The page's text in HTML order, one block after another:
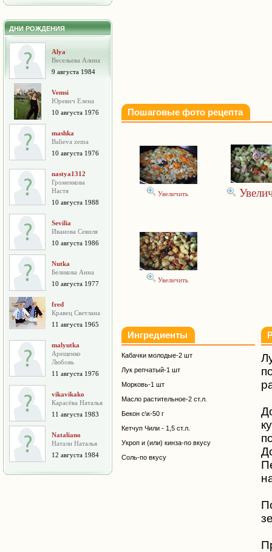
ДНИ РОЖДЕНИЯ
Alya
Весельева Алина
9 августа 1984
Vemsi
Юревич Елена
10 августа 1976
mashka
Balieva zema
10 августа 1976
nastya1312
Громенкова
Настя
10 августа 1988
Sevilia
Иванова Севиля
10 августа 1986
Nutka
Беликова Анна
10 августа 1977
fred
Кравец Светлана
11 августа 1965
malyutka
Арещенко
Любовь
11 августа 1976
vikavikako
Карасёва Наталья
11 августа 1983
Nataliano
Натали Наталья
12 августа 1984
Пошаговые фото рецепта
Увеличить
Увеличить
Ингредиенты
Кабачки молодые-2 шт
Лук репчатый-1 шт
Морковь-1 шт
Масло растительное-2 ст.л.
Бекон с\к-50 г
Кетчуп Чили - 1,5 ст.л.
Укроп и (или) кинза-по вкусу
Соль-по вкусу